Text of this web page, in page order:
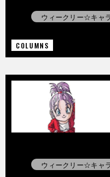
ウィークリー☆キャ
COLUMNS
ウィークリー☆キャ